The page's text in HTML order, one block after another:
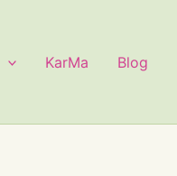
KarMa Blog